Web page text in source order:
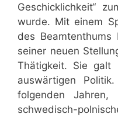
Geschicklichkeit“
wurde. Mit einem
des
seiner neuen
Thätigkeit. Sie galt
auswärtigen
folgenden Jahren,
schwedisch-